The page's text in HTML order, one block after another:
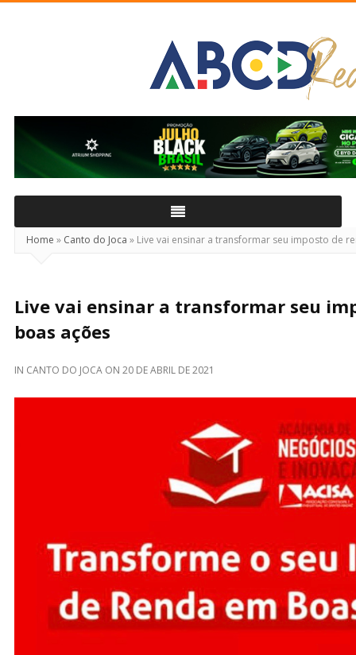
Real
Home » Canto do Joca » Live vai ensinar a transformar seu imposto de
Live vai ensinar a transformar seu
boas ações
IN CANTO DO JOCA ON 20 DE ABRIL DE 2021